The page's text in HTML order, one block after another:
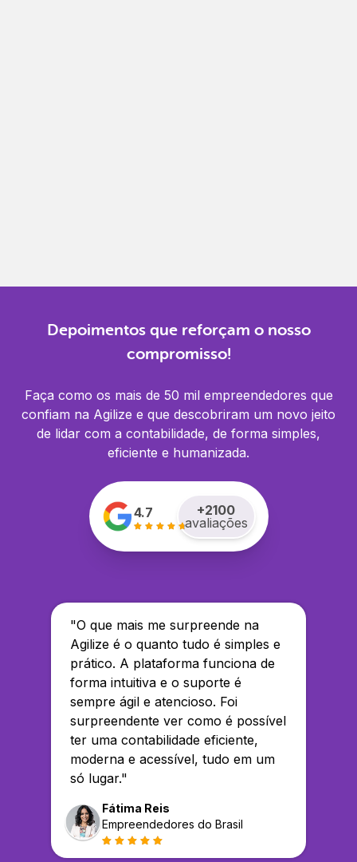
Depoimentos que reforçam o nosso
compromisso!
Faça como os mais de 50 mil empreendedores que
confiam na Agilize e que descobriram um novo jeito
de lidar com a contabilidade, de forma simples,
eficiente e humanizada.
4.7 +2100
avaliações
"O que mais me surpreende na
Agilize é o quanto tudo é simples e
prático. A plataforma funciona de
forma intuitiva e o suporte é
sempre ágil e atencioso. Foi
surpreendente ver como é possível
ter uma contabilidade eficiente,
moderna e acessível, tudo em um
só lugar."
Fátima Reis
Empreendedores do Brasil